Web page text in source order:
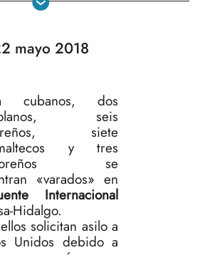
mayo 2018
cubanos, dos
seis
siete
y tres
se
«varados» en
Internacional
Hidalgo.
solicitan asilo a
Unidos debido a